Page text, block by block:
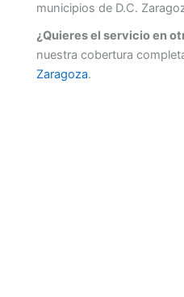
municipios de D.C.
¿Quieres el servicio en
nuestra cobertura
Zaragoza.